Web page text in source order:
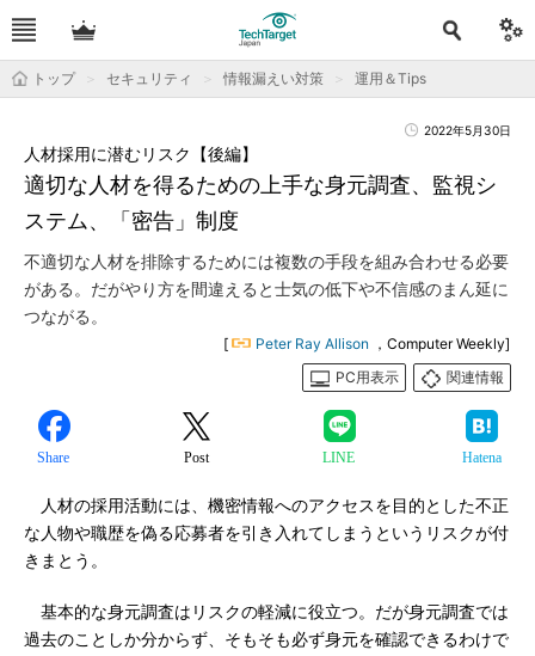
トップ セキュリティ 情報漏えい対策 運用＆Tips
2022年5月30日
適切な人材を得るための上手な身元調査、監視シ
ステム、「密告」制度
人材採用に潜むリスク【後編】
不適切な人材を排除するためには複数の手段を組み合わせる必要
がある。だがやり方を間違えると士気の低下や不信感のまん延に
つながる。
[ Peter Ray Allison ，Computer Weekly]
PC用表示
関連情報
Share Post LINE Hatena
人材の採用活動には、機密情報へのアクセスを目的とした不正
な人物や職歴を偽る応募者を引き入れてしまうというリスクが付
きまとう。
基本的な身元調査はリスクの軽減に役立つ。だが身元調査では
過去のことしか分からず、そもそも必ず身元を確認できるわけで